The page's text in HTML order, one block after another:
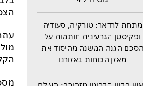
מתחת לרדאר: טורקיה, סעודיה
ופקיסטן הגרעינית חותמות על
הסכם הגנה המשנה מהיסוד את
ראש הביון הבריטי מזהירה: העולם